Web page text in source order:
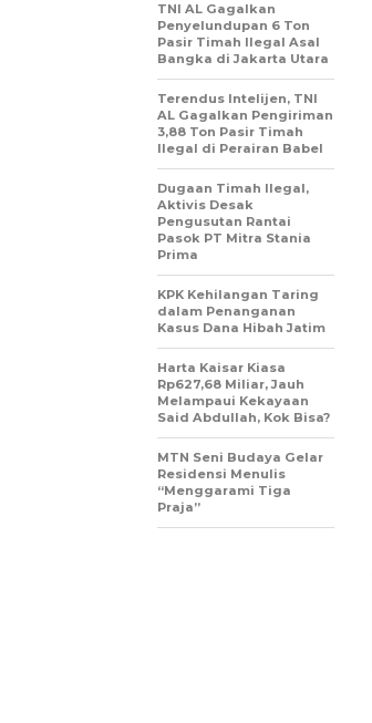
TNI AL Gagalkan
Penyelundupan 6 Ton
Pasir Timah Ilegal Asal
Bangka di Jakarta Utara
Terendus Intelijen, TNI
AL Gagalkan Pengiriman
3,88 Ton Pasir Timah
Ilegal di Perairan Babel
Dugaan Timah Ilegal,
Aktivis Desak
Pengusutan Rantai
Pasok PT Mitra Stania
Prima
KPK Kehilangan Taring
dalam Penanganan
Kasus Dana Hibah Jatim
Harta Kaisar Kiasa
Rp627,68 Miliar, Jauh
Melampaui Kekayaan
Said Abdullah, Kok Bisa?
MTN Seni Budaya Gelar
Residensi Menulis
“Menggarami Tiga
Praja”